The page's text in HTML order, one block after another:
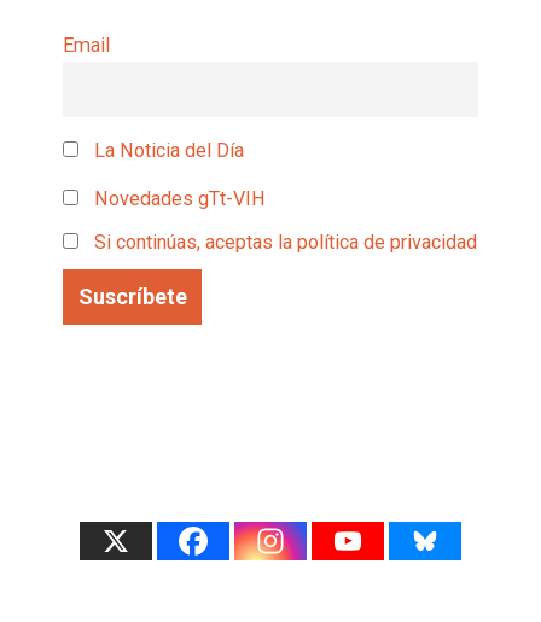
Email
La Noticia del Día
Novedades gTt-VIH
Si continúas, aceptas la política de privacidad